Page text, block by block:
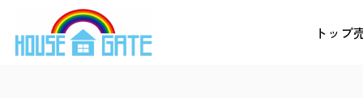
トップ